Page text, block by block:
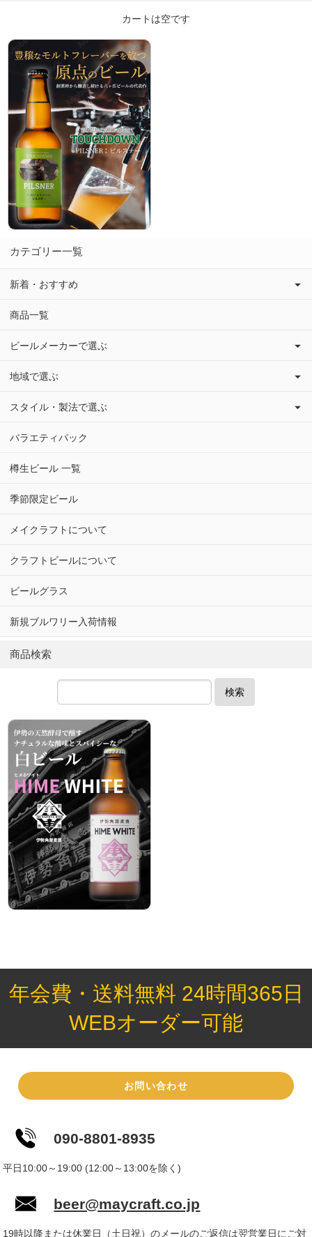
カートは空です
カテゴリー一覧
新着・おすすめ
商品一覧
ビールメーカーで選ぶ
地域で選ぶ
スタイル・製法で選ぶ
バラエティパック
樽生ビール 一覧
季節限定ビール
メイクラフトについて
クラフトビールについて
ビールグラス
新規ブルワリー入荷情報
商品検索
検索
年会費・送料無料 24時間365日
WEBオーダー可能
お問い合わせ
090-8801-8935
平日10:00～19:00 (12:00～13:00を除く)
beer@maycraft.co.jp
19時以降または休業日（土日祝）のメールのご返信は翌営業日にご対